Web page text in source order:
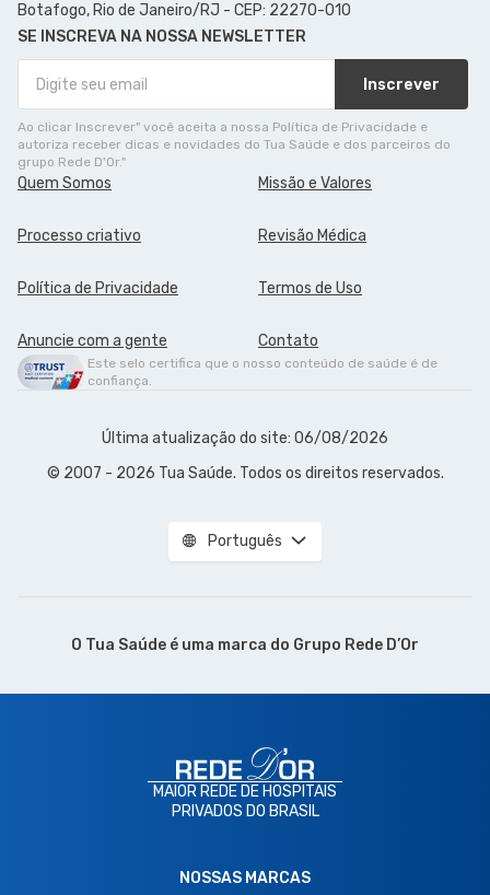
Botafogo, Rio de Janeiro/RJ - CEP: 22270-010
SE INSCREVA NA NOSSA NEWSLETTER
Inscrever
Ao clicar Inscrever" você aceita a nossa Política de Privacidade e
autoriza receber dicas e novidades do Tua Saúde e dos parceiros do
grupo Rede D'Or."
Quem Somos Missão e Valores
Processo criativo Revisão Médica
Política de Privacidade Termos de Uso
Anuncie com a gente Contato
Este selo certifica que o nosso conteúdo de saúde é de
confiança.
Última atualização do site: 06/08/2026
© 2007 - 2026 Tua Saúde. Todos os direitos reservados.
Português
O Tua Saúde é uma marca do Grupo Rede D’Or
MAIOR REDE DE HOSPITAIS
PRIVADOS DO BRASIL
NOSSAS MARCAS